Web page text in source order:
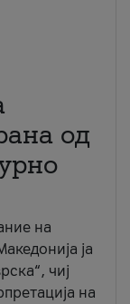
од
на
ја
чиј
на